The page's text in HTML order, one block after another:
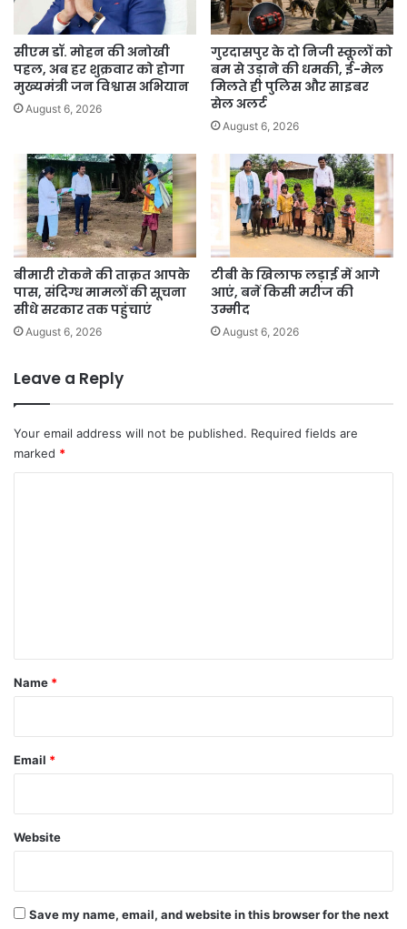
सीएम डॉ. मोहन की अनोखी
पहल, अब हर शुक्रवार को होगा
मुख्यमंत्री जन विश्वास अभियान
August 6, 2026
गुरदासपुर के दो निजी स्कूलों को
बम से उड़ाने की धमकी, ई-मेल
मिलते ही पुलिस और साइबर
सेल अलर्ट
August 6, 2026
बीमारी रोकने की ताक़त आपके
पास, संदिग्ध मामलों की सूचना
सीधे सरकार तक पहुंचाएं
August 6, 2026
टीबी के खिलाफ लड़ाई में आगे
आएं, बनें किसी मरीज की
उम्मीद
August 6, 2026
Leave a Reply
Your email address will not be published. Required fields are
marked *
*
Name *
Email *
Website
Save my name, email, and website in this browser for the next